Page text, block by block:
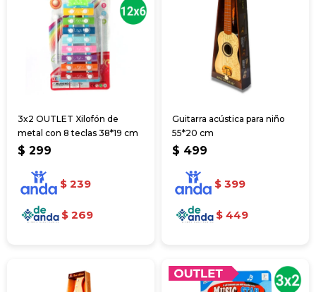
3x2 OUTLET Xilofón de
metal con 8 teclas 38*19 cm
$ 299
$ 239
$ 269
Guitarra acústica para niño
55*20 cm
$ 499
$ 399
$ 449